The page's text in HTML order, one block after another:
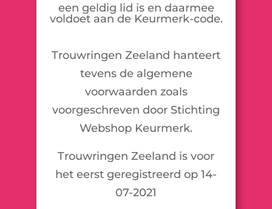
een geldig lid is en daarmee
voldoet aan de Keurmerk-code.
Trouwringen Zeeland hanteert
tevens de algemene
voorwaarden zoals
voorgeschreven door Stichting
Webshop Keurmerk.
Trouwringen Zeeland is voor
het eerst geregistreerd op 14-
07-2021